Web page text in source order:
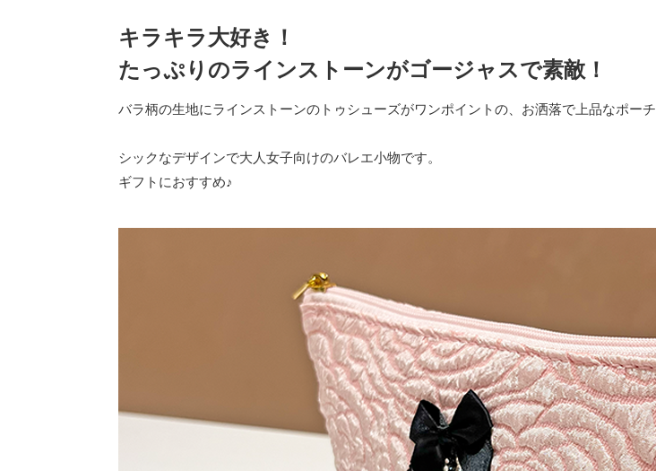
キラキラ大好き！
たっぷりのラインストーンがゴージャスで素敵！
バラ柄の生地にラインストーンのトゥシューズがワンポイントの、お洒落で上品なポーチ
シックなデザインで大人女子向けのバレエ小物です。
ギフトにおすすめ♪